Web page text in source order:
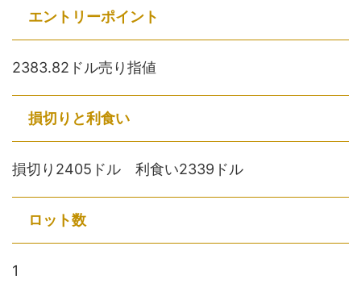
エントリーポイント
2383.82ドル売り指値
損切りと利食い
損切り2405ドル 利食い2339ドル
ロット数
1